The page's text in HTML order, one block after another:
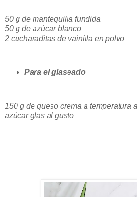
50 g de mantequilla fundida
50 g de azúcar blanco
2 cucharaditas de vainilla en polvo
Para el glaseado
150 g de queso crema a temperatura
azúcar glas al gusto